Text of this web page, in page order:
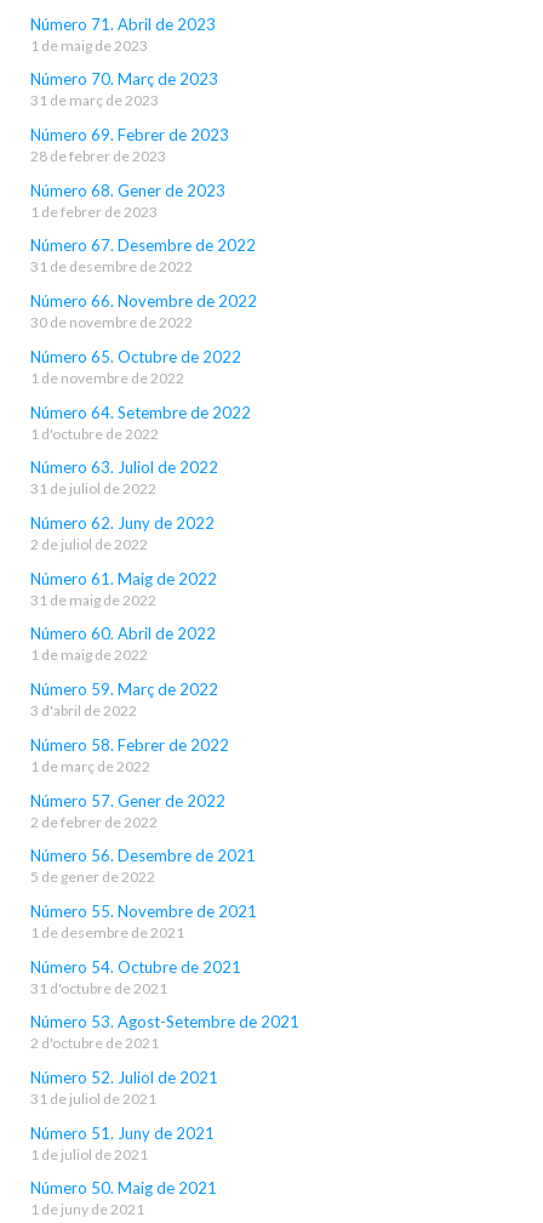
Número 71. Abril de 2023
1 de maig de 2023
Número 70. Març de 2023
31 de març de 2023
Número 69. Febrer de 2023
28 de febrer de 2023
Número 68. Gener de 2023
1 de febrer de 2023
Número 67. Desembre de 2022
31 de desembre de 2022
Número 66. Novembre de 2022
30 de novembre de 2022
Número 65. Octubre de 2022
1 de novembre de 2022
Número 64. Setembre de 2022
1 d'octubre de 2022
Número 63. Juliol de 2022
31 de juliol de 2022
Número 62. Juny de 2022
2 de juliol de 2022
Número 61. Maig de 2022
31 de maig de 2022
Número 60. Abril de 2022
1 de maig de 2022
Número 59. Març de 2022
3 d'abril de 2022
Número 58. Febrer de 2022
1 de març de 2022
Número 57. Gener de 2022
2 de febrer de 2022
Número 56. Desembre de 2021
5 de gener de 2022
Número 55. Novembre de 2021
1 de desembre de 2021
Número 54. Octubre de 2021
31 d'octubre de 2021
Número 53. Agost-Setembre de 2021
2 d'octubre de 2021
Número 52. Juliol de 2021
31 de juliol de 2021
Número 51. Juny de 2021
1 de juliol de 2021
Número 50. Maig de 2021
1 de juny de 2021